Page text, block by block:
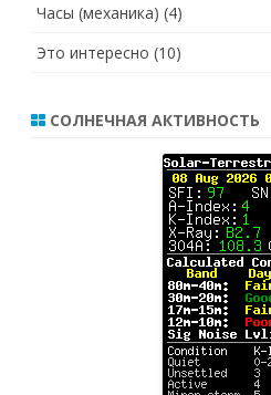
Часы (механика) (4)
Это интересно (10)
СОЛНЕЧНАЯ АКТИВНОСТЬ